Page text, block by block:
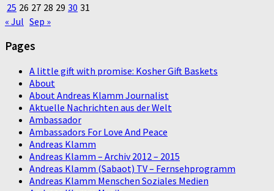
25 26 27 28 29 30 31
« Jul Sep »
Pages
A little gift with promise: Kosher Gift Baskets
About
About Andreas Klamm Journalist
Aktuelle Nachrichten aus der Welt
Ambassador
Ambassadors For Love And Peace
Andreas Klamm
Andreas Klamm – Archiv 2012 – 2015
Andreas Klamm (Sabaot) TV – Fernsehprogramm
Andreas Klamm Menschen Soziales Medien